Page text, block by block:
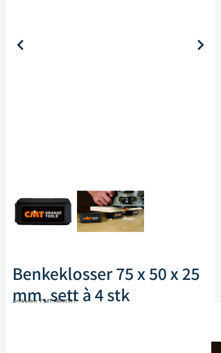
Benkeklosser 75 x 50 x 25
mm, sett à 4 stk
Artikkelnr. CMT BBS-001